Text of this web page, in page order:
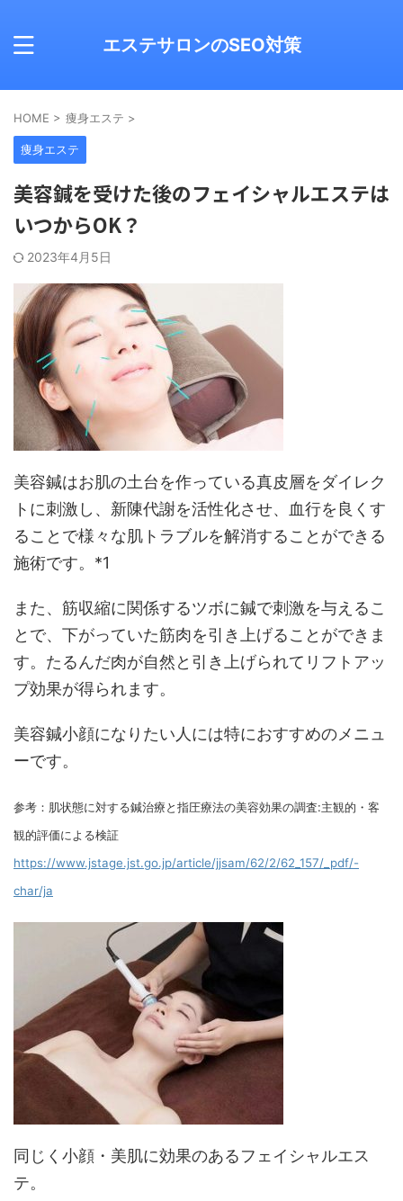
エステサロンのSEO対策
HOME > 痩身エステ >
痩身エステ
美容鍼を受けた後のフェイシャルエステは
いつからOK？
2023年4月5日
美容鍼はお肌の土台を作っている真皮層をダイレク
トに刺激し、新陳代謝を活性化させ、血行を良くす
ることで様々な肌トラブルを解消することができる
施術です。*1
また、筋収縮に関係するツボに鍼で刺激を与えるこ
とで、下がっていた筋肉を引き上げることができま
す。たるんだ肉が自然と引き上げられてリフトアッ
プ効果が得られます。
美容鍼小顔になりたい人には特におすすめのメニュ
ーです。
参考：肌状態に対する鍼治療と指圧療法の美容効果の調査:主観的・客
観的評価による検証
https://www.jstage.jst.go.jp/article/jjsam/62/2/62_157/_pdf/-
char/ja
同じく小顔・美肌に効果のあるフェイシャルエス
テ。